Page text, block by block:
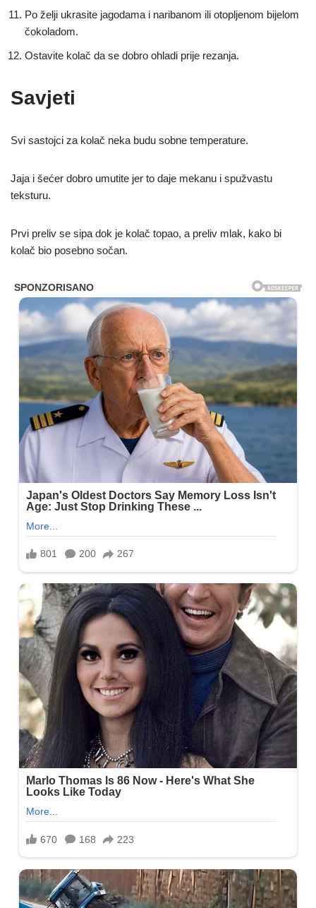
Po želji ukrasite jagodama i naribanom ili otopljenom bijelom
čokoladom.
Ostavite kolač da se dobro ohladi prije rezanja.
Savjeti
Svi sastojci za kolač neka budu sobne temperature.
Jaja i šećer dobro umutite jer to daje mekanu i spužvastu
teksturu.
Prvi preliv se sipa dok je kolač topao, a preliv mlak, kako bi
kolač bio posebno sočan.